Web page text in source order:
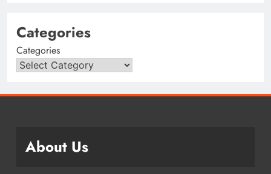
Categories
Categories
About Us